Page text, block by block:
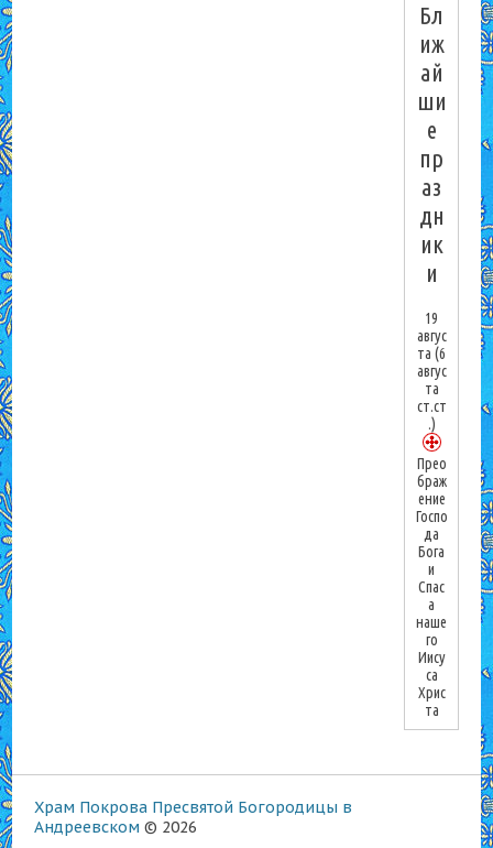
Бл
иж
ай
ши
е
пр
аз
дн
ик
и
19
авгус
та(6
авгус
та
ст.ст
.)
Прео
браж
ение
Госпо
да
Бога
и
Спас
а
наше
го
Иису
са
Хрис
та
Храм Покрова Пресвятой Богородицы в
Андреевском © 2026